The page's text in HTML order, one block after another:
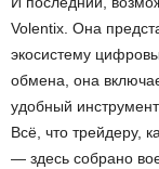
Volentix. Она
экосистему
обмена, она
удобный
Всё, что трейдеру,
— здесь собрано